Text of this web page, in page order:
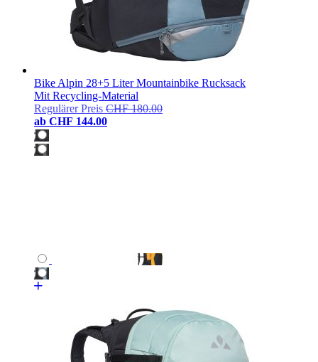
Bike Alpin 28+5 Liter Mountainbike Rucksack
Mit Recycling-Material
Regulärer Preis CHF 180.00
ab CHF 144.00